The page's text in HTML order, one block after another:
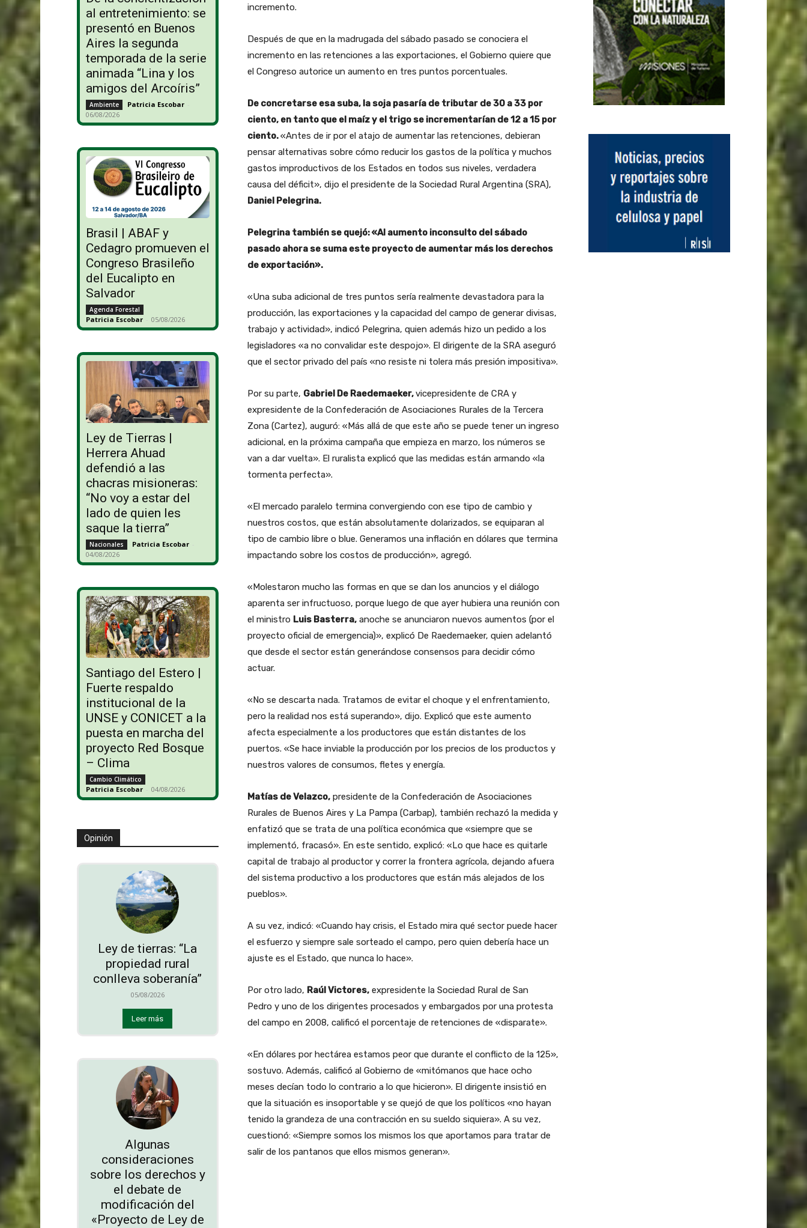
al entretenimiento: se
presentó en Buenos
Aires la segunda
temporada de la serie
animada “Lina y los
amigos del Arcoíris”
Ambiente Patricia Escobar -
06/08/2026
Brasil | ABAF y
Cedagro promueven el
Congreso Brasileño
del Eucalipto en
Salvador
Agenda Forestal
Patricia Escobar - 05/08/2026
Ley de Tierras |
Herrera Ahuad
defendió a las
chacras misioneras:
“No voy a estar del
lado de quien les
saque la tierra”
Nacionales Patricia Escobar -
04/08/2026
Santiago del Estero |
Fuerte respaldo
institucional de la
UNSE y CONICET a la
puesta en marcha del
proyecto Red Bosque
– Clima
Cambio Climático
Patricia Escobar - 04/08/2026
Opinión
Ley de tierras: “La
propiedad rural
conlleva soberanía”
05/08/2026
Leer más
Algunas
consideraciones
sobre los derechos y
el debate de
modificación del
«Proyecto de Ley de
incremento.
Después de que en la madrugada del sábado pasado se conociera el
incremento en las retenciones a las exportaciones, el Gobierno quiere que
el Congreso autorice un aumento en tres puntos porcentuales.
De concretarse esa suba, la soja pasaría de tributar de 30 a 33 por
ciento, en tanto que el maíz y el trigo se incrementarían de 12 a 15 por
ciento.«Antes de ir por el atajo de aumentar las retenciones, debieran
pensar alternativas sobre cómo reducir los gastos de la política y muchos
gastos improductivos de los Estados en todos sus niveles, verdadera
causa del déficit», dijo el presidente de la Sociedad Rural Argentina (SRA),
Daniel Pelegrina.
Pelegrina también se quejó: «Al aumento inconsulto del sábado
pasado ahora se suma este proyecto de aumentar más los derechos
de exportación».
«Una suba adicional de tres puntos sería realmente devastadora para la
producción, las exportaciones y la capacidad del campo de generar divisas,
trabajo y actividad», indicó Pelegrina, quien además hizo un pedido a los
legisladores «a no convalidar este despojo». El dirigente de la SRA aseguró
que el sector privado del país «no resiste ni tolera más presión impositiva».
Por su parte, Gabriel De Raedemaeker,vicepresidente de CRA y
expresidente de la Confederación de Asociaciones Rurales de la Tercera
Zona (Cartez), auguró: «Más allá de que este año se puede tener un ingreso
adicional, en la próxima campaña que empieza en marzo, los números se
van a dar vuelta». El ruralista explicó que las medidas están armando «la
tormenta perfecta».
«El mercado paralelo termina convergiendo con ese tipo de cambio y
nuestros costos, que están absolutamente dolarizados, se equiparan al
tipo de cambio libre o blue. Generamos una inflación en dólares que termina
impactando sobre los costos de producción», agregó.
«Molestaron mucho las formas en que se dan los anuncios y el diálogo
aparenta ser infructuoso, porque luego de que ayer hubiera una reunión con
el ministro Luis Basterra,anoche se anunciaron nuevos aumentos (por el
proyecto oficial de emergencia)», explicó De Raedemaeker, quien adelantó
que desde el sector están generándose consensos para decidir cómo
actuar.
«No se descarta nada. Tratamos de evitar el choque y el enfrentamiento,
pero la realidad nos está superando», dijo. Explicó que este aumento
afecta especialmente a los productores que están distantes de los
puertos. «Se hace inviable la producción por los precios de los productos y
nuestros valores de consumos, fletes y energía.
Matías de Velazco,presidente de la Confederación de Asociaciones
Rurales de Buenos Aires y La Pampa (Carbap), también rechazó la medida y
enfatizó que se trata de una política económica que «siempre que se
implementó, fracasó». En este sentido, explicó: «Lo que hace es quitarle
capital de trabajo al productor y correr la frontera agrícola, dejando afuera
del sistema productivo a los productores que están más alejados de los
pueblos».
A su vez, indicó: «Cuando hay crisis, el Estado mira qué sector puede hacer
el esfuerzo y siempre sale sorteado el campo, pero quien debería hace un
ajuste es el Estado, que nunca lo hace».
Por otro lado, Raúl Victores,expresidente la Sociedad Rural de San
Pedro y uno de los dirigentes procesados y embargados por una protesta
del campo en 2008, calificó el porcentaje de retenciones de «disparate».
«En dólares por hectárea estamos peor que durante el conflicto de la 125»,
sostuvo. Además, calificó al Gobierno de «mitómanos que hace ocho
meses decían todo lo contrario a lo que hicieron». El dirigente insistió en
que la situación es insoportable y se quejó de que los políticos «no hayan
tenido la grandeza de una contracción en su sueldo siquiera». A su vez,
cuestionó: «Siempre somos los mismos los que aportamos para tratar de
salir de los pantanos que ellos mismos generan».